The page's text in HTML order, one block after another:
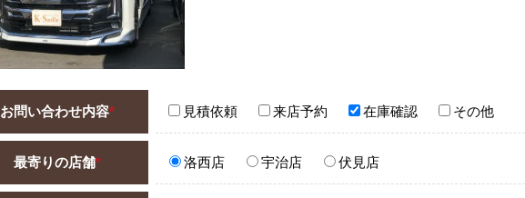
お問い合わせ内容* 見積依頼 来店予約 在庫確認 その他
最寄りの店舗* 洛西店 宇治店 伏見店